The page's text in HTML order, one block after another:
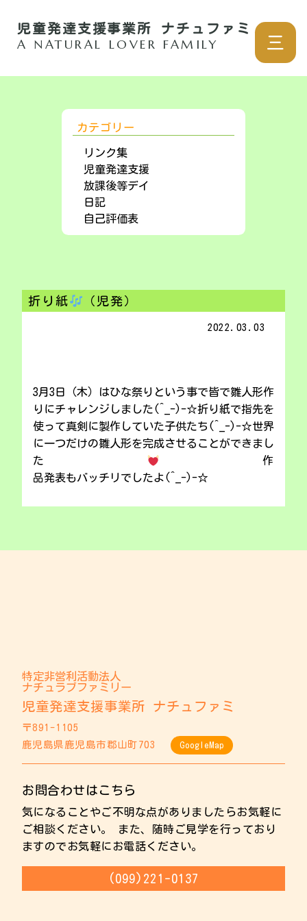
児童発達支援事業所 ナチュファミ
A NATURAL LOVER FAMILY 三
折り紙 （児発）
2022.03.03
3月3日（木）はひな祭りという事で皆で雛人形作
りにチャレンジしました(^_-)-☆折り紙で指先を
使って真剣に製作していた子供たち(^_-)-☆世界
に一つだけの雛人形を完成させることができまし
た
作
品発表もバッチリでしたよ(^_-)-☆
カテゴリー
リンク集
児童発達支援
放課後等デイ
日記
自己評価表
特定非営利活動法人
ナチュラブファミリー
児童発達支援事業所 ナチュファミ
〒891-1105
鹿児島県鹿児島市郡山町703
GoogleMap
お問合わせはこちら
気になることやご不明な点がありましたらお気軽に
ご相談ください。 また、随時ご見学を行っており
ますのでお気軽にお電話ください。
(099)221-0137